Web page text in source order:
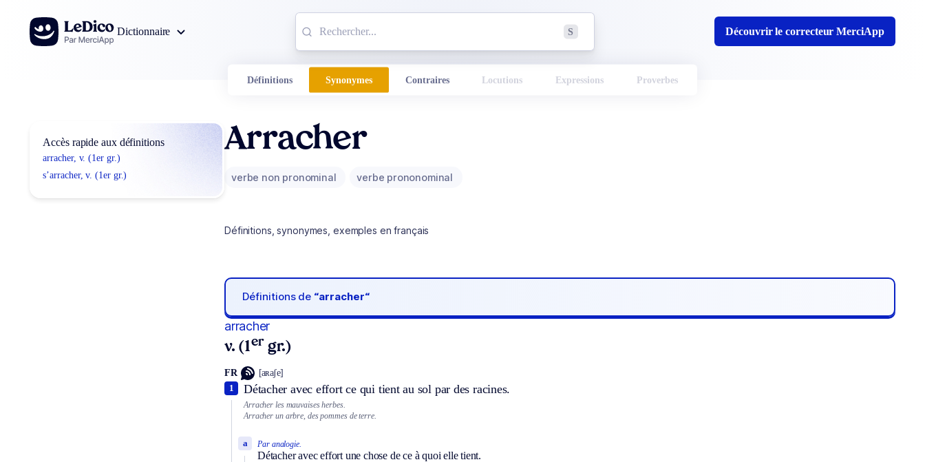
Aller au contenu
Dictionnaire
S Découvrir le correcteur MerciApp
Définitions Synonymes Contraires Locutions Expressions Proverbes
Accès rapide aux définitions
arracher, v. (1er gr.)
s’arracher, v. (1er gr.)
Arracher
verbe non pronominal verbe prononominal
Définitions, synonymes, exemples en français
Définitions de “arracher“
arracher
v. (1er gr.)
FR [aʀaʃe]
Détacher avec effort ce qui tient au sol par des racines.
1
Arracher les mauvaises herbes.
Arracher un arbre, des pommes de terre.
Par analogie.
Détacher avec effort une chose de ce à quoi elle tient.
a